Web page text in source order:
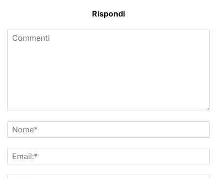
Rispondi